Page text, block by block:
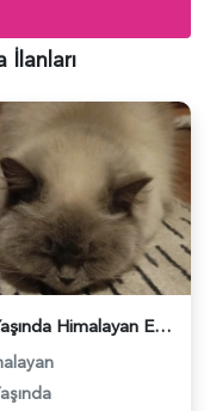
İlanları
1 Yaşında Himalayan Eş Arıyor - 118983945